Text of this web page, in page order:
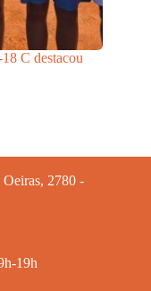
C destacou
2780 -
19h